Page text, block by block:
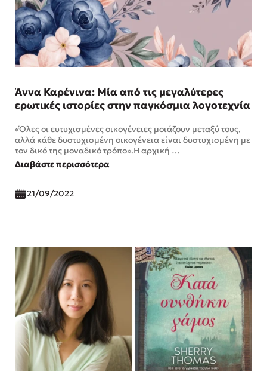
Άννα Καρένινα: Mία από τις μεγαλύτερες
ερωτικές ιστορίες στην παγκόσμια λογοτεχνία
«Όλες οι ευτυχισμένες οικογένειες μοιάζουν μεταξύ τους,
αλλά κάθε δυστυχισμένη οικογένεια είναι δυστυχισμένη με
τον δικό της μοναδικό τρόπο».Η αρχική …
Διαβάστε περισσότερα
21/09/2022